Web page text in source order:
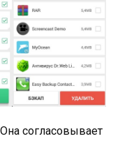
согласовывает